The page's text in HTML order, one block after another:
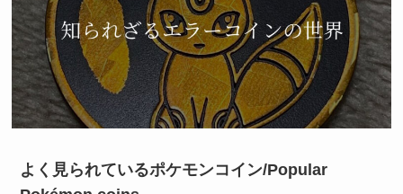
よく見られているポケモンコイン/Popular